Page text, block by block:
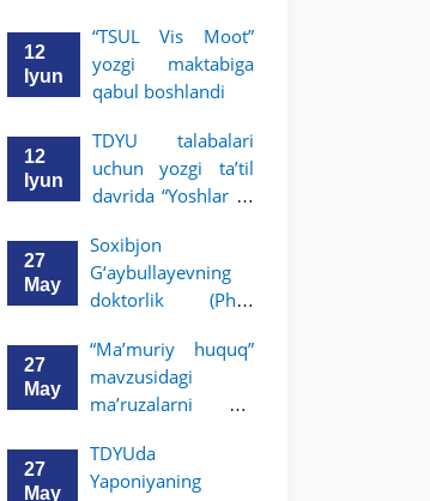
tanlovi o‘tkazildi
12
Iyun
“TSUL Vis Moot”
yozgi maktabiga
qabul boshlandi
12
Iyun
TDYU talabalari
uchun yozgi ta’til
davrida “Yoshlar —
targ‘ibot tanlovi
e’lon qilindi
27
May
Soxibjon
G‘aybullayevning
doktorlik (PhD)
himoyasi bo‘lib
o‘tadi
27
May
“Ma’muriy huquq”
mavzusidagi
ma’ruzalarni Dr.
boradi
27
May
TDYUda
Yaponiyaning